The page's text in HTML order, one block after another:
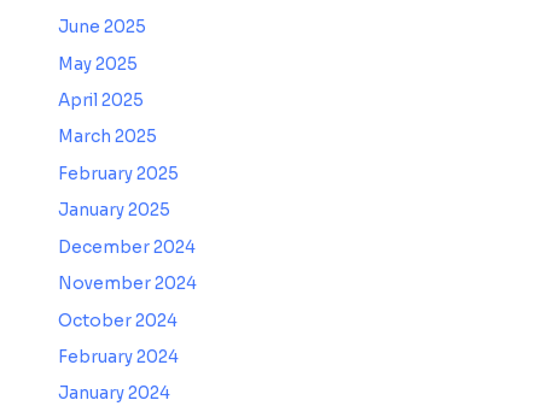
June 2025
May 2025
April 2025
March 2025
February 2025
January 2025
December 2024
November 2024
October 2024
February 2024
January 2024